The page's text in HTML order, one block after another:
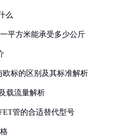
么
平方米能承受多少公斤
欧标的区别及其标准解析
载流量解析
管的合适替代型号